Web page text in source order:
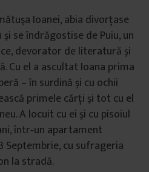
Ioanei, abia divorţase
se îndrăgostise de Puiu, un
devorator de literatură şi
Cu el a ascultat Ioana prima
– în surdină şi cu ochii
primele cărţi şi tot cu el
A locuit cu ei şi cu pisoiul
într‐un apartament
cu sufrageria
la stradă.